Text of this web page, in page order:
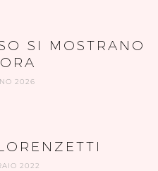
SI MOSTRANO
2026
2022